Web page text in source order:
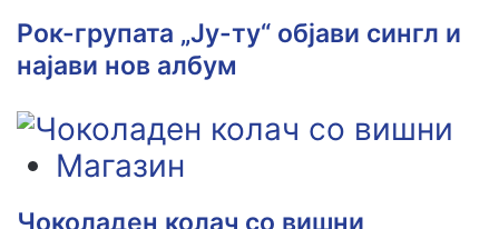
Рок-групата „Ју-ту“ објави сингл и
најави нов албум
Магазин
Чоколаден колач со вишни